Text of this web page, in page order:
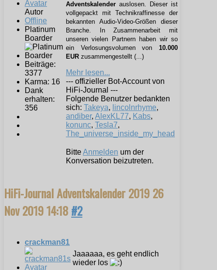
Autor
Offline
Platinum
Boarder
Beiträge:
3377
Karma: 16
Dank
erhalten:
356
Adventskalender auslosen. Dieser ist
vollgepackt mit Technikraffinesse der
bekannten Audio-Video-Größen dieser
Branche. In Zusammenarbeit mit
unseren vielen Partnern haben wir so
ein Verlosungsvolumen von 10.000
EUR zusammengestellt (...)
Mehr lesen...
--- offizieller Bot-Account von
HiFi-Journal ---
Folgende Benutzer bedankten
sich: Takeya, lincolnrhyme,
andiber, AlexKL77, Kabs,
konunc, Tesla7,
The_universe_inside_my_head
BitteAnmelden um der
Konversation beizutreten.
HiFi-Journal Adventskalender 201926
Nov 2019 14:18#2
crackman81
Jaaaaaa, es geht endlich
wieder los